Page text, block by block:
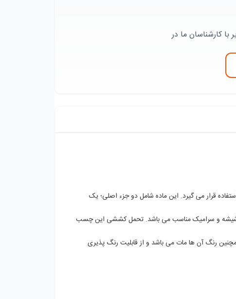
کارشناسان ما در
قرار می گیرد. این ماده شامل دو جزء اصلی؛ یک
شیشه و سرامیک مناسب می باشد. تحمل کششی این چسب
می‌ گرداند. همچنین رنگ آن ها مات می باشد و از قابلیت رنگ ‌پذیری